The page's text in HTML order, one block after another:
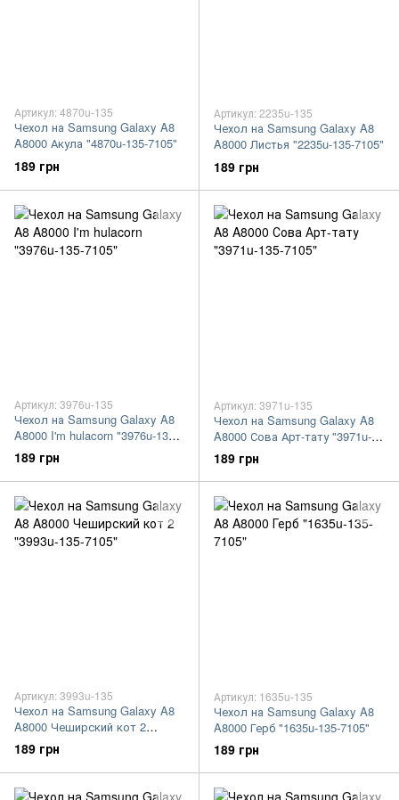
Артикул: 4870u-135
Чехол на Samsung Galaxy A8
A8000 Акула "4870u-135-7105"
189 грн
Артикул: 2235u-135
Чехол на Samsung Galaxy A8
A8000 Листья "2235u-135-7105"
189 грн
Артикул: 3976u-135
Чехол на Samsung Galaxy A8
A8000 I'm hulacorn "3976u-135-
7105"
189 грн
Артикул: 3971u-135
Чехол на Samsung Galaxy A8
A8000 Сова Арт-тату "3971u-
135-7105"
189 грн
Артикул: 3993u-135
Чехол на Samsung Galaxy A8
A8000 Чеширский кот 2
"3993u-135-7105"
189 грн
Артикул: 1635u-135
Чехол на Samsung Galaxy A8
A8000 Герб "1635u-135-7105"
189 грн